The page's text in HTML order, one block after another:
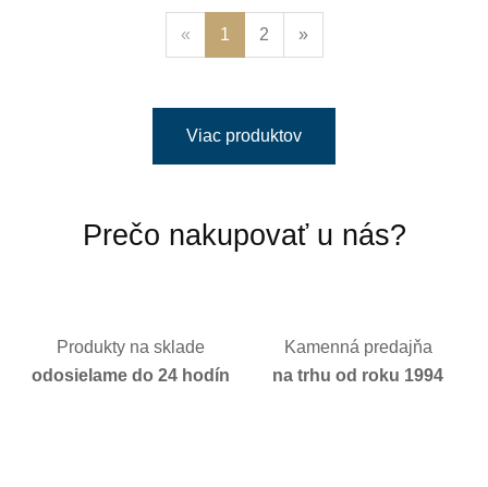
« 1 2 »
Viac produktov
Prečo nakupovať u nás?
Produkty na sklade
odosielame do 24 hodín
Kamenná predajňa
na trhu od roku 1994